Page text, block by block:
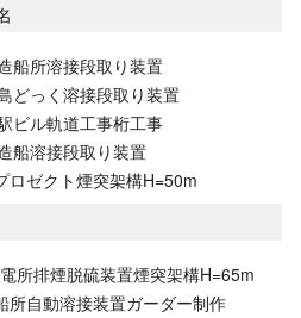
船所溶接段取り装置
どっく溶接段取り装置
ビル軌道工事桁工事
船溶接段取り装置
ロゼクト煙突架構H=50m
所排煙脱硫装置煙突架構H=65m
所自動溶接装置ガーダー制作